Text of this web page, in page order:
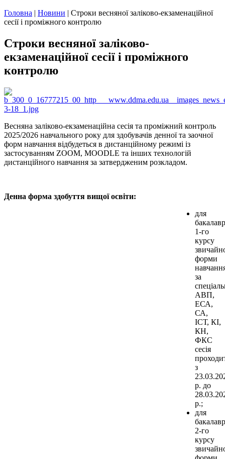
Головна | Новини | Строки весняної заліково-екзаменаційної
сесії і проміжного контролю
Строки весняної заліково-
екзаменаційної сесії і проміжного
контролю
Весняна заліково-екзаменаційна сесія та проміжний контроль
2025/2026 навчального року для здобувачів денної та заочної
форм навчання відбудеться в дистанційному режимі із
застосуванням ZOOM, MOODLE та інших технологій
дистанційного навчання за затвердженим розкладом.
Денна форма здобуття вищої освіти:
для
1-го
курсу
форми
за
АВП,
ЕСА,
СА,
ІСТ, КІ,
КН,
ФКС
сесія
з
р. до
р.;
для
2-го
курсу